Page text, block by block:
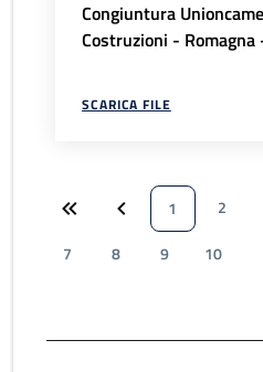
Congiuntura
Costruzioni -
SCARICA FILE
1 2
7
8 9 10